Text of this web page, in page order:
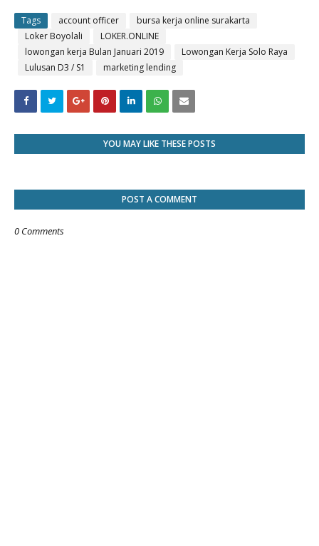
Tags account officer
bursa kerja online surakarta
Loker Boyolali
LOKER.ONLINE
lowongan kerja Bulan Januari 2019
Lowongan Kerja Solo Raya
Lulusan D3 / S1
marketing lending
YOU MAY LIKE THESE POSTS
POST A COMMENT
0 Comments